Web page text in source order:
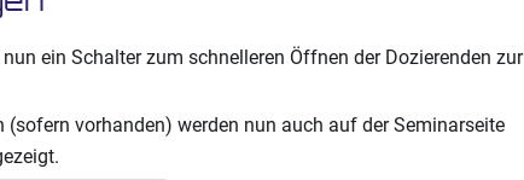
ein Schalter zum schnelleren Öffnen der Dozierenden zur
(sofern vorhanden) werden nun auch auf der Seminarseite